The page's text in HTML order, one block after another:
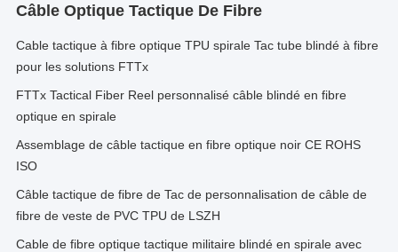
Câble Optique Tactique De Fibre
Cable tactique à fibre optique TPU spirale Tac tube blindé à fibre
pour les solutions FTTx
FTTx Tactical Fiber Reel personnalisé câble blindé en fibre
optique en spirale
Assemblage de câble tactique en fibre optique noir CE ROHS
ISO
Câble tactique de fibre de Tac de personnalisation de câble de
fibre de veste de PVC TPU de LSZH
Cable de fibre optique tactique militaire blindé en spirale avec